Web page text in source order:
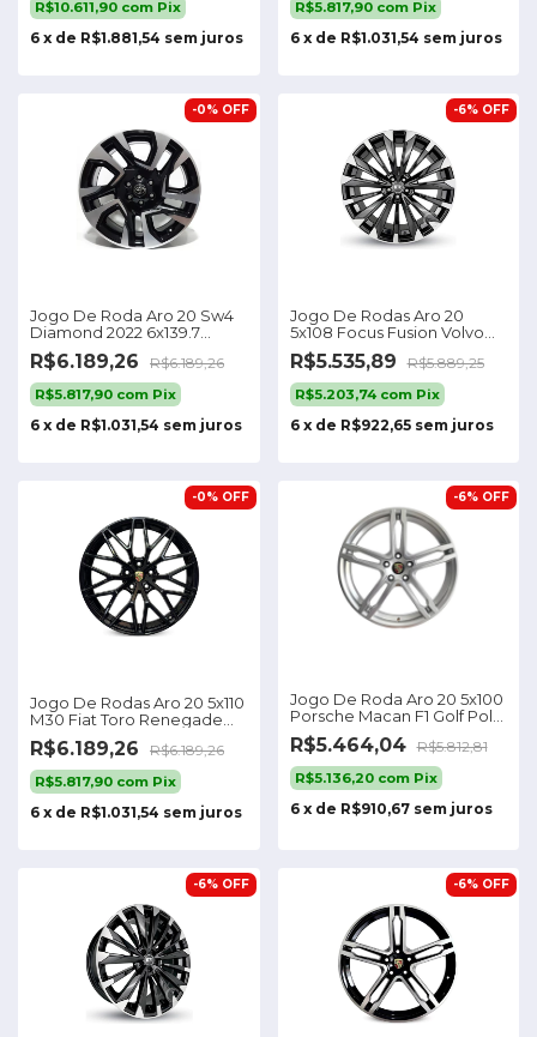
R$10.611,90 com Pix
6 x de R$1.881,54 sem juros
R$5.817,90 com Pix
6 x de R$1.031,54 sem juros
Jogo De Roda Aro 20 Sw4
Diamond 2022 6x139.7
Norcia
-0% OFF
R$6.189,26 R$6.189,26
R$5.817,90 com Pix
6 x de R$1.031,54 sem juros
Jogo De Rodas Aro 20
5x108 Focus Fusion Volvo
Chery S49
-6% OFF
R$5.535,89 R$5.889,25
R$5.203,74 com Pix
6 x de R$922,65 sem juros
Jogo De Rodas Aro 20 5x110
M30 Fiat Toro Renegade
Compass Cor Black Piano
5x110
-0% OFF
R$6.189,26 R$6.189,26
R$5.817,90 com Pix
6 x de R$1.031,54 sem juros
Jogo De Roda Aro 20 5x100
Porsche Macan F1 Golf Polo
T-cross Cor Hiper Prata
5x100
-6% OFF
R$5.464,04 R$5.812,81
R$5.136,20 com Pix
6 x de R$910,67 sem juros
-6% OFF -6% OFF